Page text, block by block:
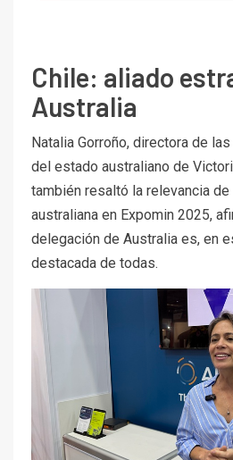
Chile: aliado
Australia
Natalia Gorroño, directora de
del estado australiano de
también resaltó la relevancia
australiana en Expomin 2025,
delegación de Australia es, en
destacada de todas.